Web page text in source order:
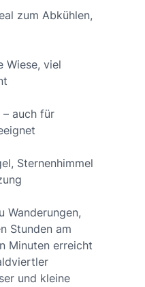
zum Abkühlen,
Wiese, viel
auch für
Sternenhimmel
Wanderungen,
Stunden am
Minuten erreicht
und kleine